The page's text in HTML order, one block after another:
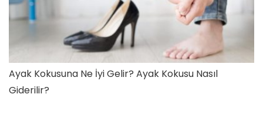
Ayak Kokusuna Ne İyi Gelir? Ayak Kokusu Nasıl
Giderilir?